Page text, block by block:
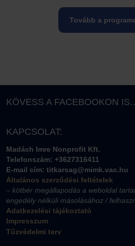
Tovább a
KÖVESS A FACEBOOKON
KAPCSOLAT:
Madách Imre Nonprofit Kft.
Telefonszám: +3627316411
E-mail cím: titkarsag@mimk.vac.hu
Általános szerződési feltételek
– kötbér megállapodás a weboldal
engedély nélküli másolásához /
Adatkezelési tájékoztató
Impresszum
Tűzvédelmi terv